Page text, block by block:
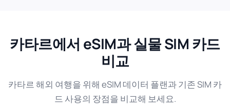
카타르에서 eSIM과 실물 SIM 카드
비교
카타르 해외 여행을 위해 eSIM 데이터 플랜과 기존 SIM 카
드 사용의 장점을 비교해 보세요.